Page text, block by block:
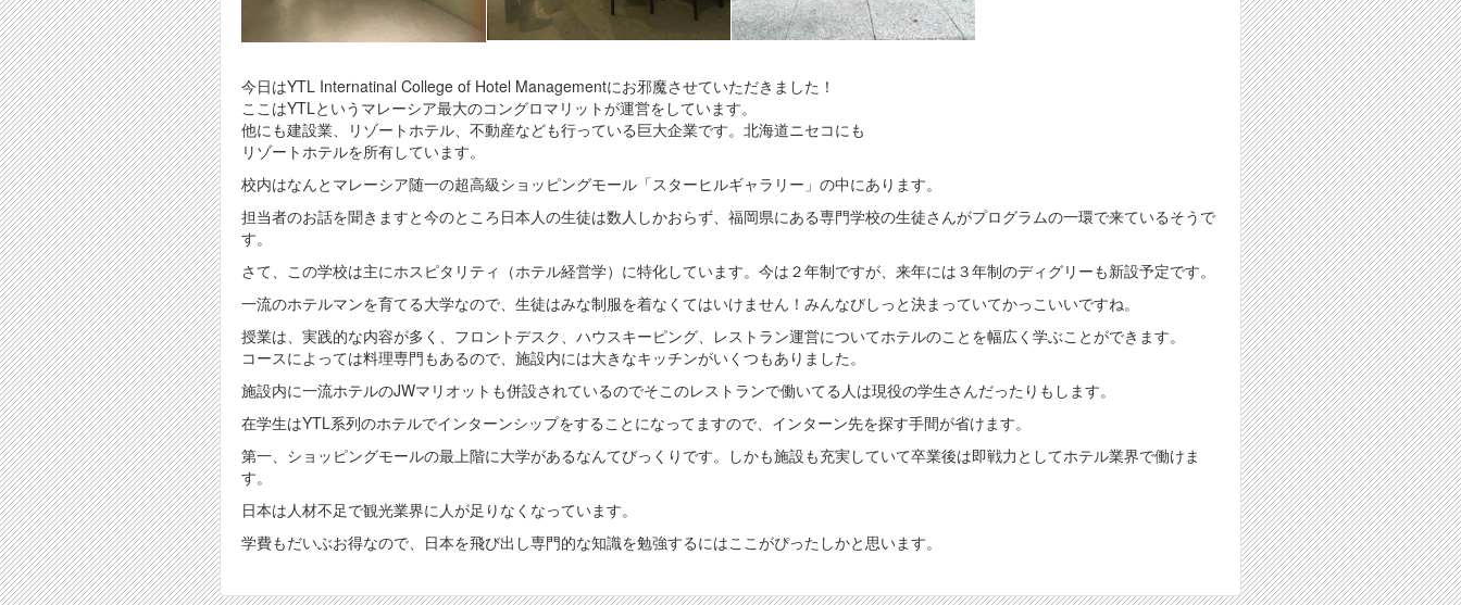
今日はYTL Internatinal College of Hotel Managementにお邪魔させていただきました！
ここはYTLというマレーシア最大のコングロマリットが運営をしています。
他にも建設業、リゾートホテル、不動産なども行っている巨大企業です。北海道ニセコにも
リゾートホテルを所有しています。
校内はなんとマレーシア随一の超高級ショッピングモール「スターヒルギャラリー」の中にあります。
担当者のお話を聞きますと今のところ日本人の生徒は数人しかおらず、福岡県にある専門学校の生徒さんがプログラムの一環で来ているそうで
す。
さて、この学校は主にホスピタリティ（ホテル経営学）に特化しています。今は２年制ですが、来年には３年制のディグリーも新設予定です。
一流のホテルマンを育てる大学なので、生徒はみな制服を着なくてはいけません！みんなびしっと決まっていてかっこいいですね。
授業は、実践的な内容が多く、フロントデスク、ハウスキーピング、レストラン運営についてホテルのことを幅広く学ぶことができます。
コースによっては料理専門もあるので、施設内には大きなキッチンがいくつもありました。
施設内に一流ホテルのJWマリオットも併設されているのでそこのレストランで働いてる人は現役の学生さんだったりもします。
在学生はYTL系列のホテルでインターンシップをすることになってますので、インターン先を探す手間が省けます。
第一、ショッピングモールの最上階に大学があるなんてびっくりです。しかも施設も充実していて卒業後は即戦力としてホテル業界で働けま
す。
日本は人材不足で観光業界に人が足りなくなっています。
学費もだいぶお得なので、日本を飛び出し専門的な知識を勉強するにはここがぴったしかと思います。